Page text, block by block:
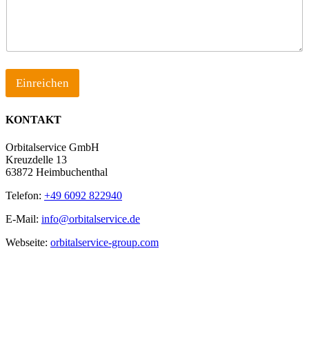
Einreichen
KONTAKT
Orbitalservice GmbH
Kreuzdelle 13
63872 Heimbuchenthal
Telefon: +49 6092 822940
E-Mail: info@orbitalservice.de
Webseite: orbitalservice-group.com